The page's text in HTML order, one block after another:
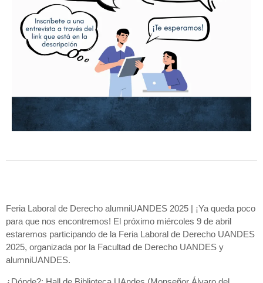
Feria Laboral de Derecho alumniUANDES 2025 | ¡Ya queda poco
para que nos encontremos! El próximo miércoles 9 de abril
estaremos participando de la Feria Laboral de Derecho UANDES
2025, organizada por la Facultad de Derecho UANDES y
alumniUANDES.